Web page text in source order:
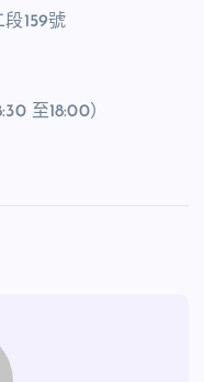
159號
至18:00）